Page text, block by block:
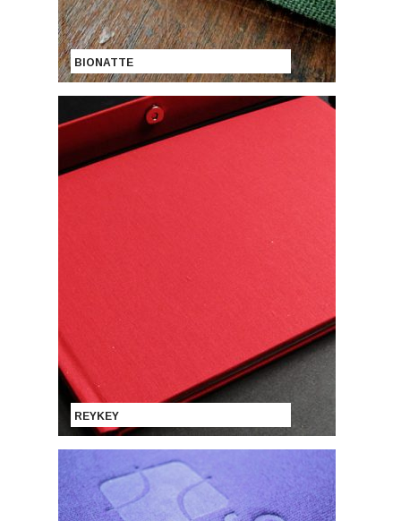
BIONATTE
REYKEY